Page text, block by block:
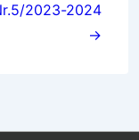
2023-2024
→